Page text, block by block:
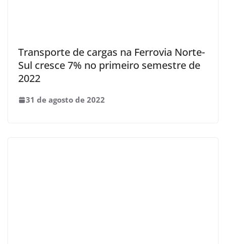
Transporte de cargas na Ferrovia Norte-
Sul cresce 7% no primeiro semestre de
2022
31 de agosto de 2022